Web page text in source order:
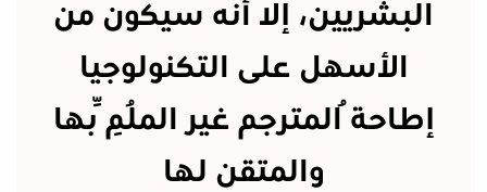
البشريين، إلا أنه سيكون من
الأسهل على التكنولوجيا
إطاحةُ المترجم غير المُلِمِّ بها
والمتقن لها